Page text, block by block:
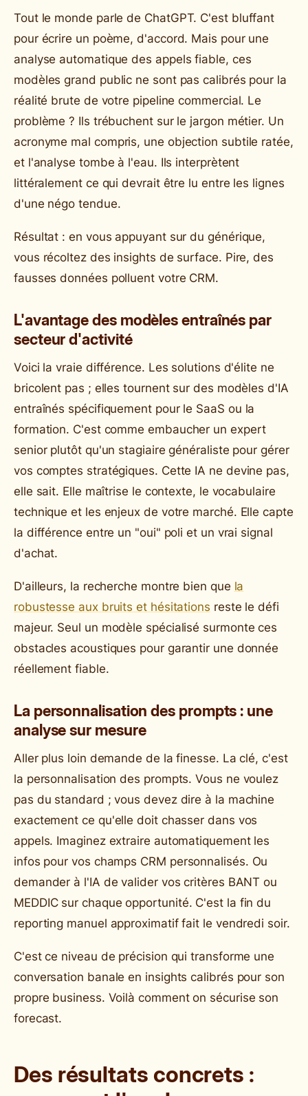
Tout le monde parle de ChatGPT. C'est bluffant
pour écrire un poème, d'accord. Mais pour une
analyse automatique des appels fiable, ces
modèles grand public ne sont pas calibrés pour la
réalité brute de votre pipeline commercial. Le
problème ? Ils trébuchent sur le jargon métier. Un
acronyme mal compris, une objection subtile ratée,
et l'analyse tombe à l'eau. Ils interprètent
littéralement ce qui devrait être lu entre les lignes
d'une négo tendue.
Résultat : en vous appuyant sur du générique,
vous récoltez des insights de surface. Pire, des
fausses données polluent votre CRM.
L'avantage des modèles entraînés par
secteur d'activité
Voici la vraie différence. Les solutions d'élite ne
bricolent pas ; elles tournent sur des modèles d'IA
entraînés spécifiquement pour le SaaS ou la
formation. C'est comme embaucher un expert
senior plutôt qu'un stagiaire généraliste pour gérer
vos comptes stratégiques. Cette IA ne devine pas,
elle sait. Elle maîtrise le contexte, le vocabulaire
technique et les enjeux de votre marché. Elle capte
la différence entre un "oui" poli et un vrai signal
d'achat.
D'ailleurs, la recherche montre bien que la
robustesse aux bruits et hésitations reste le défi
majeur. Seul un modèle spécialisé surmonte ces
obstacles acoustiques pour garantir une donnée
réellement fiable.
La personnalisation des prompts : une
analyse sur mesure
Aller plus loin demande de la finesse. La clé, c'est
la personnalisation des prompts. Vous ne voulez
pas du standard ; vous devez dire à la machine
exactement ce qu'elle doit chasser dans vos
appels. Imaginez extraire automatiquement les
infos pour vos champs CRM personnalisés. Ou
demander à l'IA de valider vos critères BANT ou
MEDDIC sur chaque opportunité. C'est la fin du
reporting manuel approximatif fait le vendredi soir.
C'est ce niveau de précision qui transforme une
conversation banale en insights calibrés pour son
propre business. Voilà comment on sécurise son
forecast.
Des résultats concrets :